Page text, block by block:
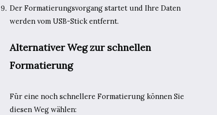
Der Formatierungsvorgang startet und Ihre Daten
werden vom USB-Stick entfernt.
Alternativer Weg zur schnellen
Formatierung
Für eine noch schnellere Formatierung können Sie
diesen Weg wählen: